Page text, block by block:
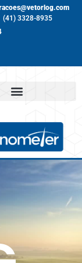
(41) 3328-8935